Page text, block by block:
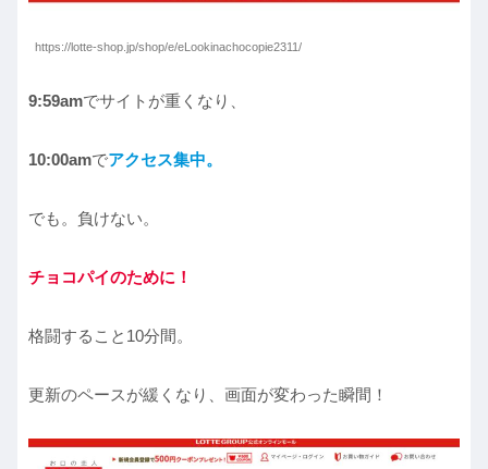
https://lotte-shop.jp/shop/e/eLookinachocopie2311/
9:59amでサイトが重くなり、
10:00amでアクセス集中。
でも。負けない。
チョコパイのために！
格闘すること10分間。
更新のペースが緩くなり、画面が変わった瞬間！